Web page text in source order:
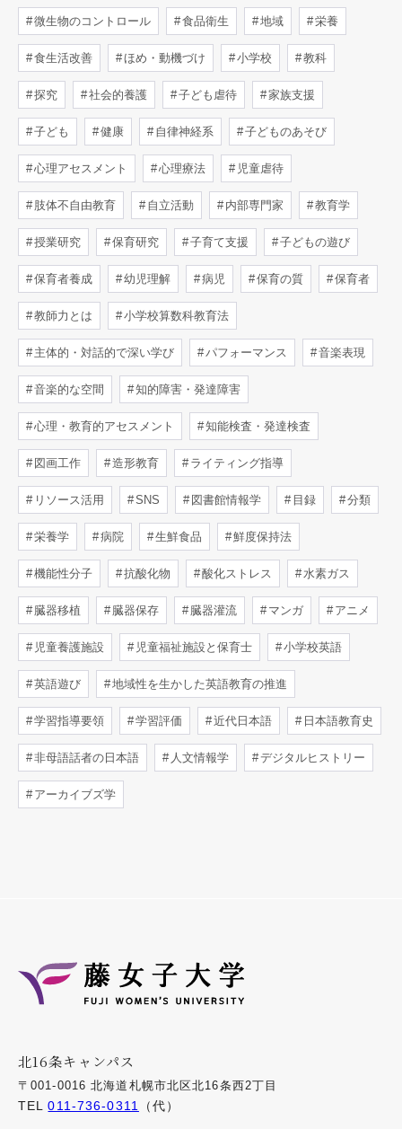
微生物のコントロール 食品衛生 地域 栄養
食生活改善 ほめ・動機づけ 小学校 教科
探究 社会的養護 子ども虐待 家族支援
子ども 健康 自律神経系 子どものあそび
心理アセスメント 心理療法 児童虐待
肢体不自由教育 自立活動 内部専門家 教育学
授業研究 保育研究 子育て支援 子どもの遊び
保育者養成 幼児理解 病児 保育の質 保育者
教師力とは 小学校算数科教育法
主体的・対話的で深い学び パフォーマンス 音楽表現
音楽的な空間 知的障害・発達障害
心理・教育的アセスメント 知能検査・発達検査
図画工作 造形教育 ライティング指導
リソース活用 SNS 図書館情報学 目録 分類
栄養学 病院 生鮮食品 鮮度保持法
機能性分子 抗酸化物 酸化ストレス 水素ガス
臓器移植 臓器保存 臓器灌流 マンガ アニメ
児童養護施設 児童福祉施設と保育士 小学校英語
英語遊び 地域性を生かした英語教育の推進
学習指導要領 学習評価 近代日本語 日本語教育史
非母語話者の日本語 人文情報学 デジタルヒストリー
アーカイブズ学
北16条キャンパス
〒001-0016 北海道札幌市北区北16条西2丁目
TEL011-736-0311 （代）